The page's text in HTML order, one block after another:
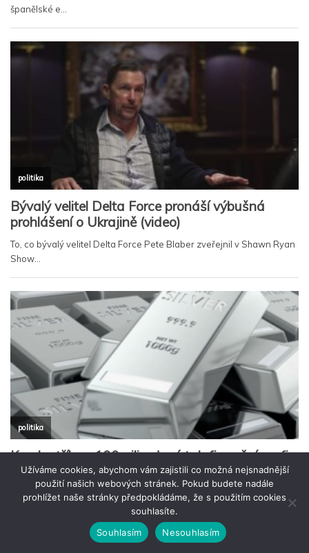
Užíváme cookies, abychom vám zajistili co možná nejsnadnější
použití našich webových stránek. Pokud budete nadále
prohlížet naše stránky předpokládáme, že s použitím cookies
souhlasíte.
Souhlasím
Nesouhlasím